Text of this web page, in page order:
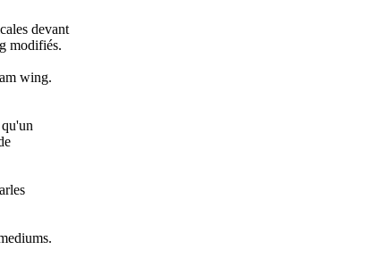
devant
modifiés.
wing.